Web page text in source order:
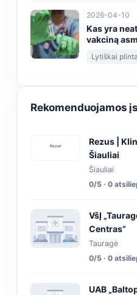
2026-04-10
Kas yra
vakciną
Lytiškai
Rekomenduojamos
Rezus |
Šiauliai
Šiauliai
0/5 · 0
VšĮ
Centras”
Tauragė
0/5 · 0
UAB